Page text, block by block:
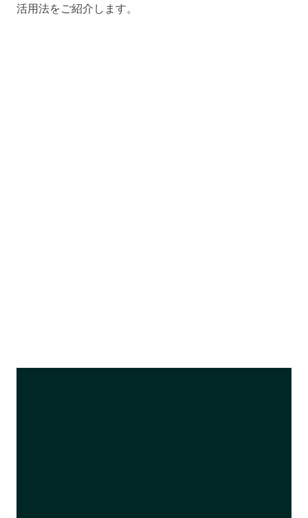
活用法をご紹介します。